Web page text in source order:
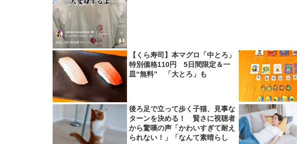
【くら寿司】本マグロ「中とろ」
特別価格110円 5日間限定＆一
皿“無料” 「大とろ」も
後ろ足で立って歩く子猫、見事な
ターンを決める！ 賢さに視聴者
から驚嘆の声「かわいすぎて耐え
られない！」「なんて素晴らし